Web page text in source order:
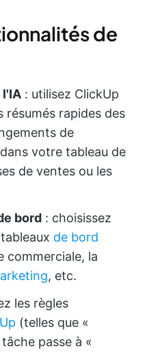
de
l'IA : utilisez ClickUp
résumés rapides des
de
votre tableau de
de ventes ou les
bord : choisissez
de bord
commerciale, la
, etc.
les règles
(telles que «
passe à «